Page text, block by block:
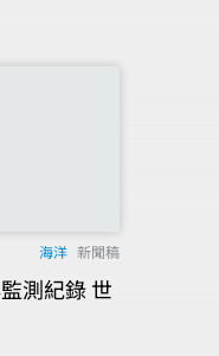
海洋 新聞稿
測紀錄 世